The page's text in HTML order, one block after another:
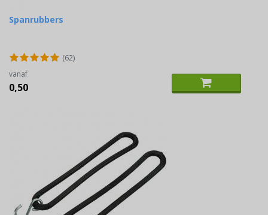
Spanrubbers
(62)
vanaf
0,50